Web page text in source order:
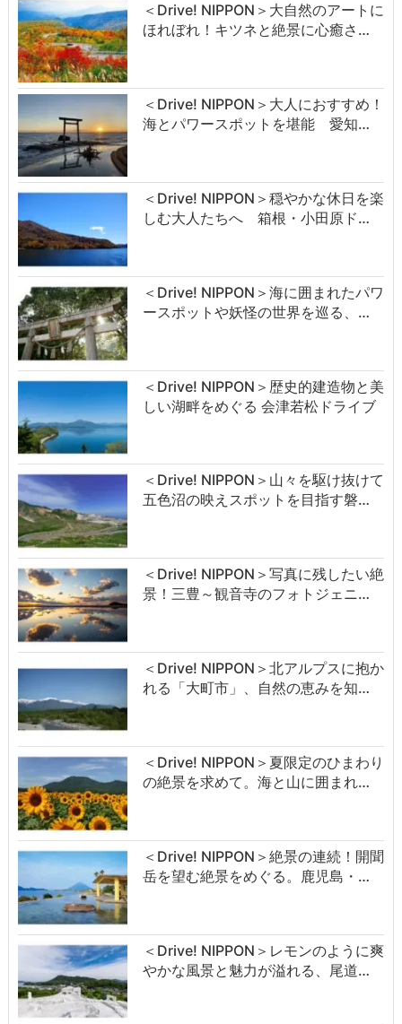
＜Drive! NIPPON＞大自然のアートに
ほれぼれ！キツネと絶景に心癒さ…
＜Drive! NIPPON＞大人におすすめ！
海とパワースポットを堪能 愛知…
＜Drive! NIPPON＞穏やかな休日を楽
しむ大人たちへ 箱根・小田原ド…
＜Drive! NIPPON＞海に囲まれたパワ
ースポットや妖怪の世界を巡る、…
＜Drive! NIPPON＞歴史的建造物と美
しい湖畔をめぐる 会津若松ドライブ
＜Drive! NIPPON＞山々を駆け抜けて
五色沼の映えスポットを目指す磐…
＜Drive! NIPPON＞写真に残したい絶
景！三豊～観音寺のフォトジェニ…
＜Drive! NIPPON＞北アルプスに抱か
れる「大町市」、自然の恵みを知…
＜Drive! NIPPON＞夏限定のひまわり
の絶景を求めて。海と山に囲まれ…
＜Drive! NIPPON＞絶景の連続！開聞
岳を望む絶景をめぐる。鹿児島・…
＜Drive! NIPPON＞レモンのように爽
やかな風景と魅力が溢れる、尾道…